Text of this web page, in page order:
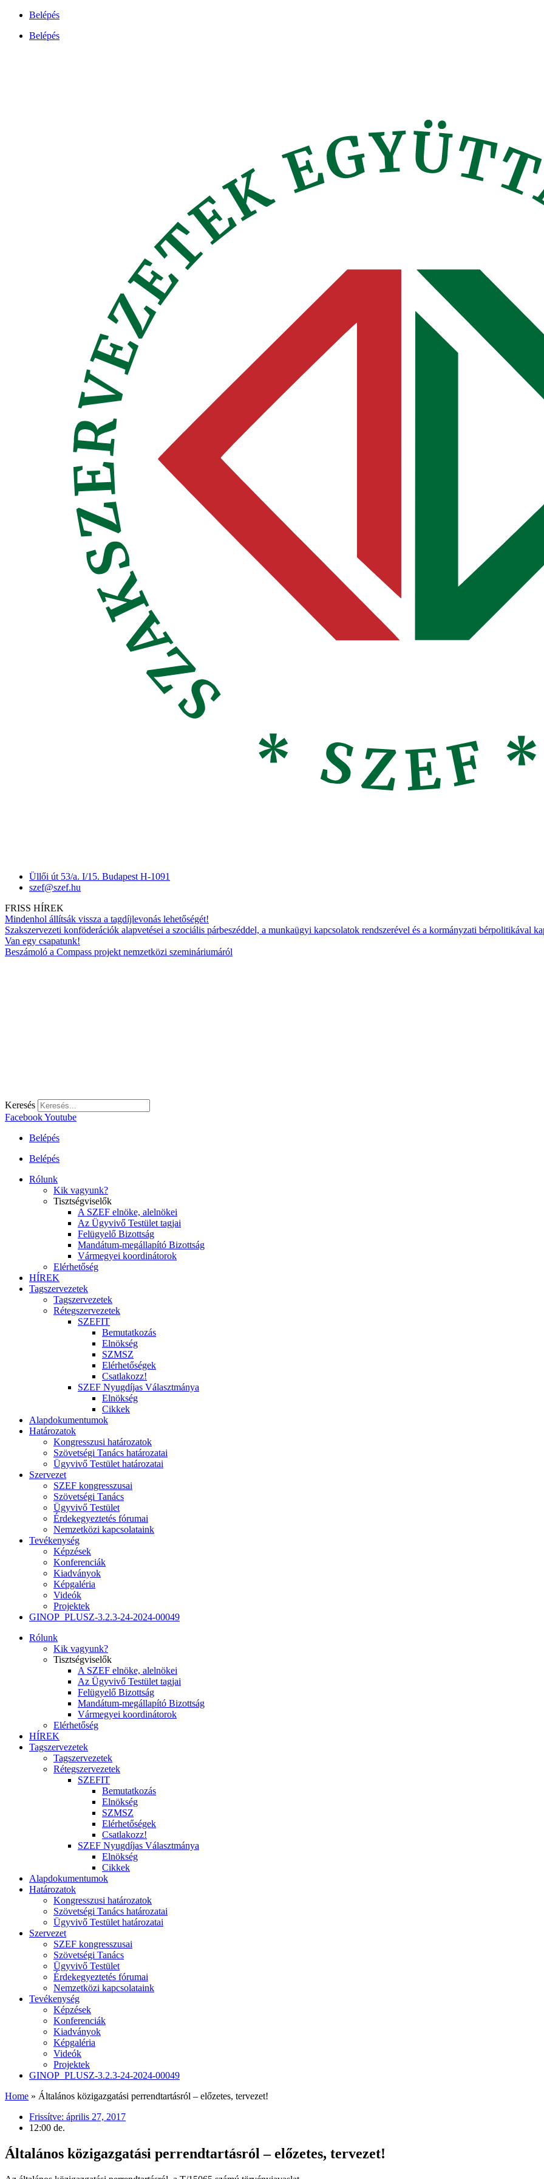
Ugrás
tartalomhoz
Belépés
Belépés
Üllői út 53/a. I/15. Budapest H-1091
szef@szef.hu
FRISS HÍREK
Mindenhol állítsák vissza a tagdíjlevonás lehetőségét!
Szakszervezeti konföderációk alapvetései a szociális párbeszéddel, a munkaügyi kapcsolatok rendszerével és a kormányzati bérpolitikával
Van egy csapatunk!
Beszámoló a Compass projekt nemzetközi szemináriumáról
Keresés
FacebookYoutube
Belépés
Belépés
Rólunk
Kik vagyunk?
Tisztségviselők
A SZEF elnöke, alelnökei
Az Ügyvivő Testület tagjai
Felügyelő Bizottság
Mandátum-megállapító Bizottság
Vármegyei koordinátorok
Elérhetőség
HÍREK
Tagszervezetek
Tagszervezetek
Rétegszervezetek
SZEFIT
Bemutatkozás
Elnökség
SZMSZ
Elérhetőségek
Csatlakozz!
SZEF Nyugdíjas Választmánya
Elnökség
Cikkek
Alapdokumentumok
Határozatok
Kongresszusi határozatok
Szövetségi Tanács határozatai
Ügyvivő Testület határozatai
Szervezet
SZEF kongresszusai
Szövetségi Tanács
Ügyvivő Testület
Érdekegyeztetés fórumai
Nemzetközi kapcsolataink
Tevékenység
Képzések
Konferenciák
Kiadványok
Képgaléria
Videók
Projektek
GINOP_PLUSZ-3.2.3-24-2024-00049
Rólunk
Kik vagyunk?
Tisztségviselők
A SZEF elnöke, alelnökei
Az Ügyvivő Testület tagjai
Felügyelő Bizottság
Mandátum-megállapító Bizottság
Vármegyei koordinátorok
Elérhetőség
HÍREK
Tagszervezetek
Tagszervezetek
Rétegszervezetek
SZEFIT
Bemutatkozás
Elnökség
SZMSZ
Elérhetőségek
Csatlakozz!
SZEF Nyugdíjas Választmánya
Elnökség
Cikkek
Alapdokumentumok
Határozatok
Kongresszusi határozatok
Szövetségi Tanács határozatai
Ügyvivő Testület határozatai
Szervezet
SZEF kongresszusai
Szövetségi Tanács
Ügyvivő Testület
Érdekegyeztetés fórumai
Nemzetközi kapcsolataink
Tevékenység
Képzések
Konferenciák
Kiadványok
Képgaléria
Videók
Projektek
GINOP_PLUSZ-3.2.3-24-2024-00049
Home » Általános közigazgatási perrendtartásról – előzetes, tervezet!
Frissítve: április 27, 2017
12:00 de.
Általános közigazgatási perrendtartásról – előzetes, tervezet!